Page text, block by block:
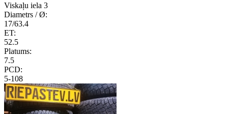
Viskaļu iela 3
Diametrs / Ø:
17/63.4
ET:
52.5
Platums:
7.5
PCD:
5-108